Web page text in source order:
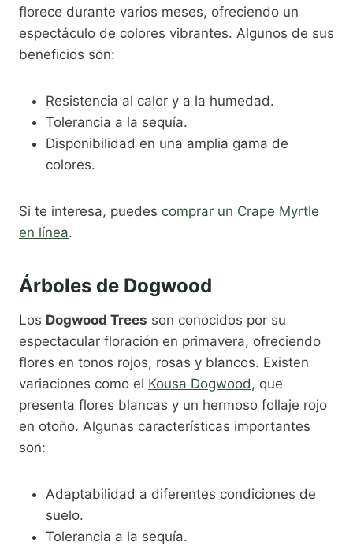
florece durante varios meses, ofreciendo un
espectáculo de colores vibrantes. Algunos de sus
beneficios son:
Resistencia al calor y a la humedad.
Tolerancia a la sequía.
Disponibilidad en una amplia gama de
colores.
Si te interesa, puedes comprar un Crape Myrtle
en línea.
Árboles de Dogwood
Los Dogwood Trees son conocidos por su
espectacular floración en primavera, ofreciendo
flores en tonos rojos, rosas y blancos. Existen
variaciones como el Kousa Dogwood, que
presenta flores blancas y un hermoso follaje rojo
en otoño. Algunas características importantes
son:
Adaptabilidad a diferentes condiciones de
suelo.
Tolerancia a la sequía.